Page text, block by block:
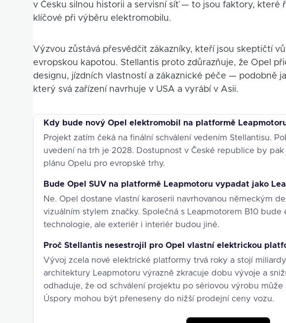
v Česku silnou historii a servisní síť — to jsou faktory, které
klíčové při výběru elektromobilu.
Výzvou zůstává přesvědčit zákazníky, kteří jsou skeptičtí
evropskou kapotou. Stellantis proto zdůrazňuje, že Opel
designu, jízdních vlastností a zákaznické péče — podobně
který svá zařízení navrhuje v USA a vyrábí v Asii.
Kdy bude nový Opel elektromobil na platformě
Projekt zatím čeká na finální schválení vedením Stellantisu.
uvedení na trh je 2028. Dostupnost v České republice by
plánu Opelu pro evropské trhy.
Bude Opel SUV na platformě Leapmotoru vypadat jako
Ne. Opel dostane vlastní karoserii navrhovanou německým
vizuálním stylem značky. Společná s Leapmotorem B10
technologie, ale exteriér i interiér budou jiné.
Proč Stellantis nesestrojil pro Opel vlastní elektrickou
Vývoj zcela nové elektrické platformy trvá roky a stojí
architektury Leapmotoru výrazně zkracuje dobu vývoje a
odhaduje, že od schválení projektu po sériovou výrobu
Úspory mohou být přeneseny do nižší prodejní ceny vozu.